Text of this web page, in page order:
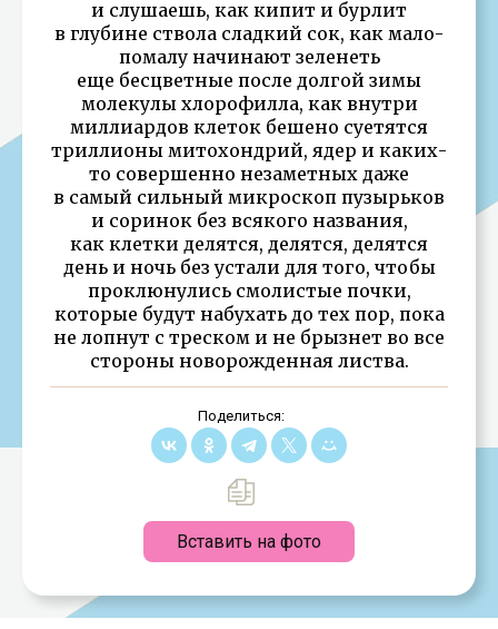
и слушаешь, как кипит и бурлит
в глубине ствола сладкий сок, как мало-
помалу начинают зеленеть
еще бесцветные после долгой зимы
молекулы хлорофилла, как внутри
миллиардов клеток бешено суетятся
триллионы митохондрий, ядер и каких-
то совершенно незаметных даже
в самый сильный микроскоп пузырьков
и соринок без всякого названия,
как клетки делятся, делятся, делятся
день и ночь без устали для того, чтобы
проклюнулись смолистые почки,
которые будут набухать до тех пор, пока
не лопнут с треском и не брызнет во все
стороны новорожденная листва.
Поделиться:
Вставить на фото